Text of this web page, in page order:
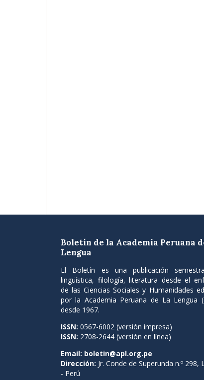
Boletín de la Academia Peruana
Lengua
El Boletín es una publicación
lingüística, filología, literatura desde el
de las Ciencias Sociales y Humanidades
por la Academia Peruana de La Lengua
desde 1967.
ISSN: 0567-6002 (versión impresa)
ISSN: 2708-2644 (versión en línea)
Email: boletin@apl.org.pe
Dirección: Jr. Conde de Superunda n.º 298,
- Perú